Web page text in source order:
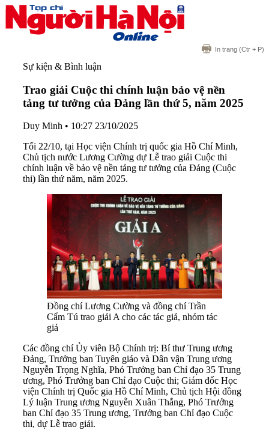
In trang (Ctr + P)
Sự kiện & Bình luận
Trao giải Cuộc thi chính luận bảo vệ nền
tảng tư tưởng của Đảng lần thứ 5, năm 2025
Duy Minh • 10:27 23/10/2025
Tối 22/10, tại Học viện Chính trị quốc gia Hồ Chí Minh,
Chủ tịch nước Lương Cường dự Lễ trao giải Cuộc thi
chính luận về bảo vệ nền tảng tư tưởng của Đảng (Cuộc
thi) lần thứ năm, năm 2025.
Đồng chí Lương Cường và đồng chí Trần
Cẩm Tú trao giải A cho các tác giả, nhóm tác
giả
Các đồng chí Ủy viên Bộ Chính trị: Bí thư Trung ương
Đảng, Trưởng ban Tuyên giáo và Dân vận Trung ương
Nguyễn Trọng Nghĩa, Phó Trưởng ban Chỉ đạo 35 Trung
ương, Phó Trưởng ban Chỉ đạo Cuộc thi; Giám đốc Học
viện Chính trị Quốc gia Hồ Chí Minh, Chủ tịch Hội đồng
Lý luận Trung ương Nguyễn Xuân Thắng, Phó Trưởng
ban Chỉ đạo 35 Trung ương, Trưởng ban Chỉ đạo Cuộc
thi, dự Lễ trao giải.